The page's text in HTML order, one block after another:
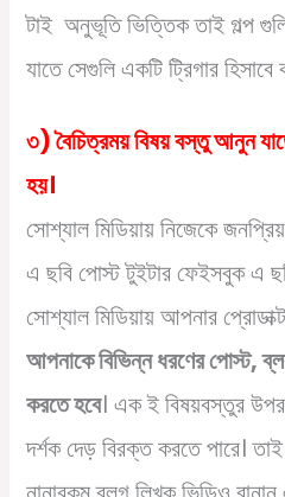
টাই অনুভূতি ভিত্তিক তাই গল্প
যাতে সেগুলি একটি ট্রিগার
৩) বৈচিত্রময় বিষয় বস্তু আনুন
হয়।
সোশ্যাল মিডিয়ায় নিজেকে
এ ছবি পোস্ট টুইটার ফেইসবুক এ
সোশ্যাল মিডিয়ায় আপনার
আপনাকে বিভিন্ন ধরণের পোস্ট,
করতে হবে। এক ই বিষয়বস্তুর
দর্শক দেড় বিরক্ত করতে পারে।